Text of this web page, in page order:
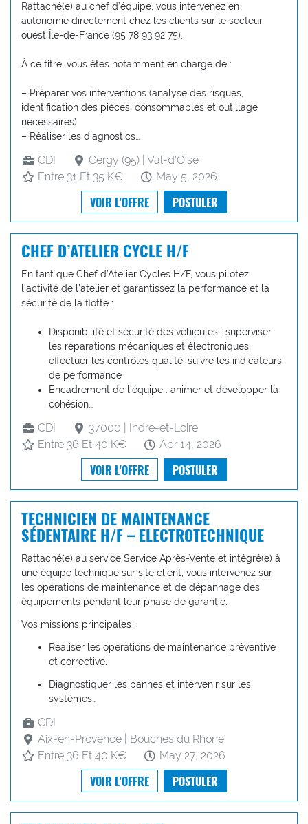
Rattaché(e) au chef d’équipe, vous intervenez en
autonomie directement chez les clients sur le secteur
ouest Île-de-France (95 78 93 92 75).
À ce titre, vous êtes notamment en charge de :
– Préparer vos interventions (analyse des risques,
identification des pièces, consommables et outillage
nécessaires)
– Réaliser les diagnostics…
CDI
Cergy (95) | Val-d’Oise
Entre 31 Et 35 K€
May 5, 2026
VOIR L'OFFRE POSTULER
CHEF D’ATELIER CYCLE H/F
En tant que Chef d’Atelier Cycles H/F, vous pilotez
l’activité de l’atelier et garantissez la performance et la
sécurité de la flotte :
Disponibilité et sécurité des véhicules : superviser
les réparations mécaniques et électroniques,
effectuer les contrôles qualité, suivre les indicateurs
de performance
Encadrement de l’équipe : animer et développer la
cohésion…
CDI
37000 | Indre-et-Loire
Entre 36 Et 40 K€
Apr 14, 2026
VOIR L'OFFRE POSTULER
TECHNICIEN DE MAINTENANCE
SÉDENTAIRE H/F – ELECTROTECHNIQUE
Rattaché(e) au service Service Après-Vente et intégré(e) à
une équipe technique sur site client, vous intervenez sur
les opérations de maintenance et de dépannage des
équipements pendant leur phase de garantie.
Vos missions principales :
Réaliser les opérations de maintenance préventive
et corrective.
Diagnostiquer les pannes et intervenir sur les
systèmes…
CDI
Aix-en-Provence | Bouches du Rhône
Entre 36 Et 40 K€
May 27, 2026
VOIR L'OFFRE POSTULER